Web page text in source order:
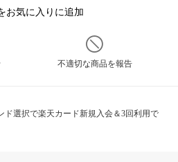
お気に入りに追加
不適切な商品を報告
ド選択で楽天カード新規入会＆3回利用で